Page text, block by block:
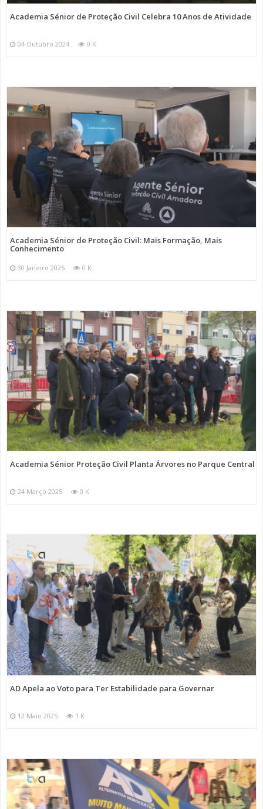
Academia Sénior de Proteção Civil Celebra 10 Anos de Atividade
04 Outubro 2024 0 K
Academia Sénior de Proteção Civil: Mais Formação, Mais
Conhecimento
30 Janeiro 2025 0 K
Academia Sénior Proteção Civil Planta Árvores no Parque Central
24 Março 2025 0 K
AD Apela ao Voto para Ter Estabilidade para Governar
12 Maio 2025 1 K